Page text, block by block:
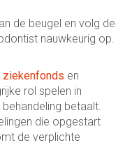
de beugel en volg de
nauwkeurig op.
ziekenfonds en
rol spelen in
betaalt.
die opgestart
de verplichte